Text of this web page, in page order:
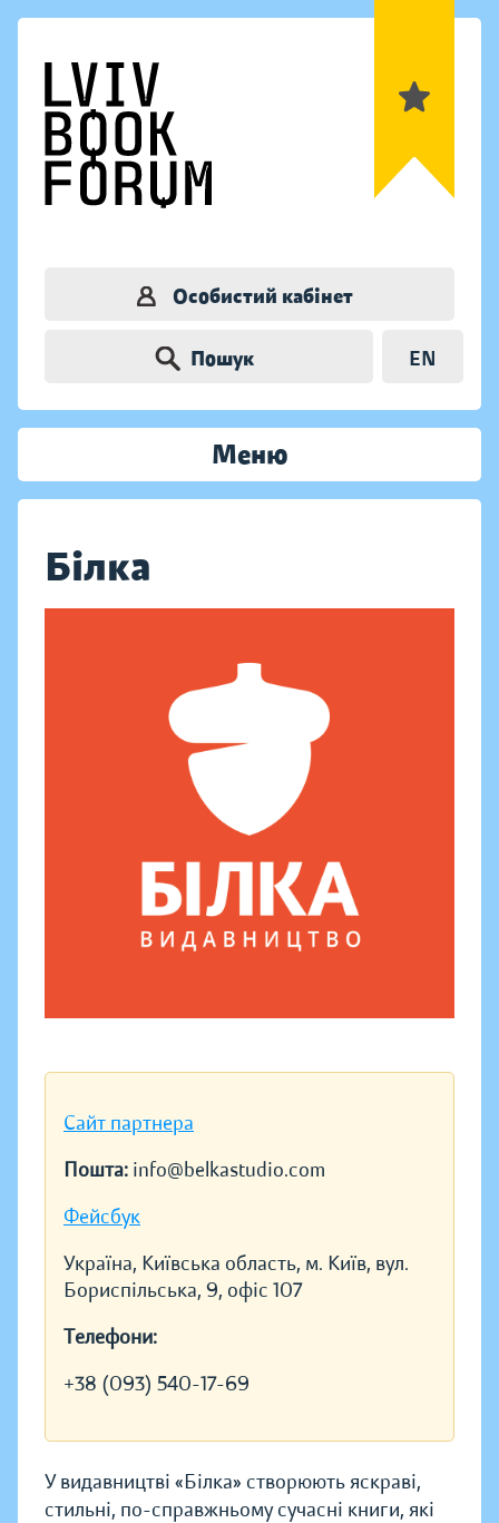
Особистий кабінет
Пошук EN
Меню
Білка
Сайт партнера
Пошта: info@belkastudio.com
Фейсбук
Україна, Київська область, м. Київ, вул.
Бориспільська, 9, офіс 107
Телефони:
+38 (093) 540-17-69
У видавництві «Білка» створюють яскраві,
стильні, по-справжньому сучасні книги, які